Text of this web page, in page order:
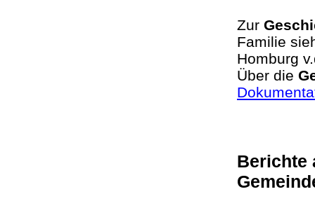
Zur
Familie
Homburg
Über die
Berichte